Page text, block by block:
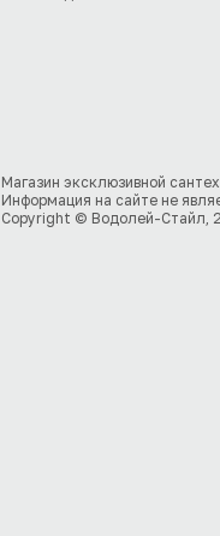
Магазин эксклюзивной
Информация на сайте не
Copyright © Водолей-Стайл,